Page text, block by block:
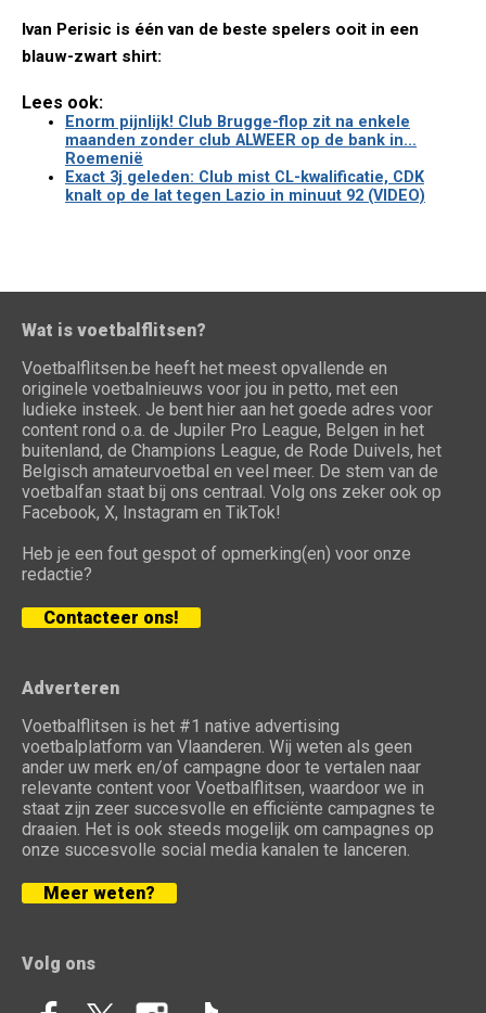
Ivan Perisic is één van de beste spelers ooit in een
blauw-zwart shirt:
Lees ook:
Enorm pijnlijk! Club Brugge-flop zit na enkele
maanden zonder club ALWEER op de bank in...
Roemenië
Exact 3j geleden: Club mist CL-kwalificatie, CDK
knalt op de lat tegen Lazio in minuut 92 (VIDEO)
Wat is voetbalflitsen?
Voetbalflitsen.be heeft het meest opvallende en
originele voetbalnieuws voor jou in petto, met een
ludieke insteek. Je bent hier aan het goede adres voor
content rond o.a. de Jupiler Pro League, Belgen in het
buitenland, de Champions League, de Rode Duivels, het
Belgisch amateurvoetbal en veel meer. De stem van de
voetbalfan staat bij ons centraal. Volg ons zeker ook op
Facebook, X, Instagram en TikTok!
Heb je een fout gespot of opmerking(en) voor onze
redactie?
Contacteer ons!
Adverteren
Voetbalflitsen is het #1 native advertising
voetbalplatform van Vlaanderen. Wij weten als geen
ander uw merk en/of campagne door te vertalen naar
relevante content voor Voetbalflitsen, waardoor we in
staat zijn zeer succesvolle en efficiënte campagnes te
draaien. Het is ook steeds mogelijk om campagnes op
onze succesvolle social media kanalen te lanceren.
Meer weten?
Volg ons